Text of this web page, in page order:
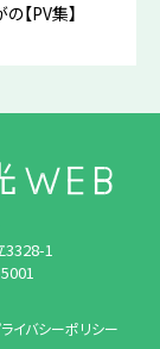
【PV集】
1
イバシーポリシー